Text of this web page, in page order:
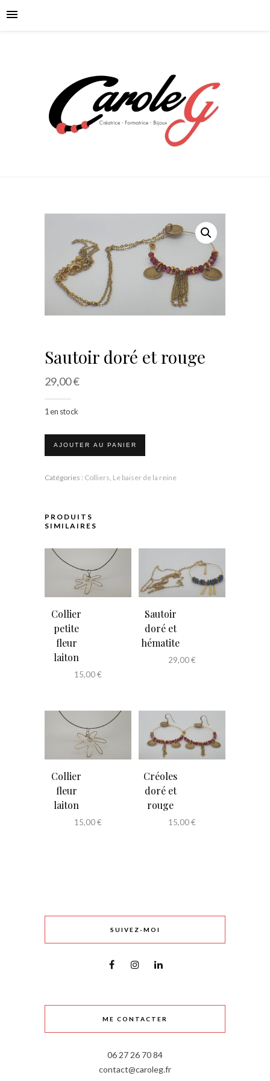
Sautoir doré et rouge
29,00€
1 en stock
AJOUTER AU PANIER
Catégories : Colliers Le baiser de la reine
PRODUITS
SIMILAIRES
Collier
petite
fleur
laiton
15,00€
Sautoir
doré et
hématite
29,00€
Collier
fleur
laiton
15,00€
Créoles
doré et
rouge
15,00€
SUIVEZ-MOI
ME CONTACTER
06 27 26 70 84
contact@caroleg.fr